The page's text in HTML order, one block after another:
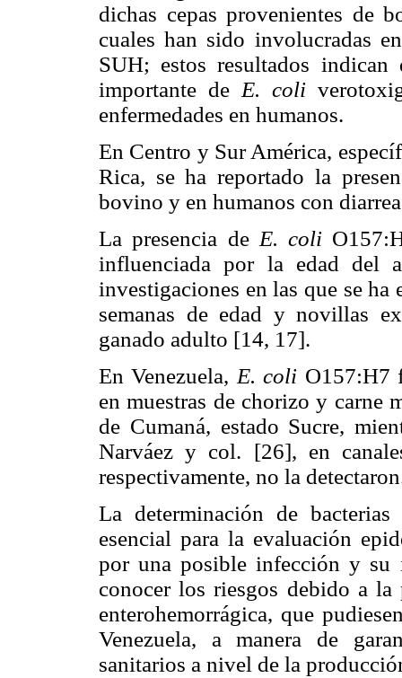
dichas cepas provenientes de
cuales han sido involucradas
SUH; estos resultados
importante de E. coli
enfermedades en humanos.
En Centro y Sur América,
Rica, se ha reportado la
bovino y en humanos con
La presencia de E. coli
influenciada por la edad del
investigaciones en las que se ha
semanas de edad y novillas
ganado adulto [14, 17].
En Venezuela, E. coli O157:H7
en muestras de chorizo y carne
de Cumaná, estado Sucre,
Narváez y col. [26], en
respectivamente, no la
La determinación de
esencial para la evaluación
por una posible infección y su
conocer los riesgos debido a
enterohemorrágica, que
Venezuela, a manera de
sanitarios a nivel de la